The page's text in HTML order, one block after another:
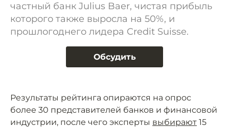
частный банк Julius Baer, чистая прибыль
которого также выросла на 50%, и
прошлогоднего лидера Credit Suisse.
Обсудить
Результаты рейтинга опираются на опрос
более 30 представителей банков и финансовой
индустрии, после чего эксперты выбирают 15